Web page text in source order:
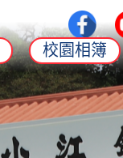
校園相簿